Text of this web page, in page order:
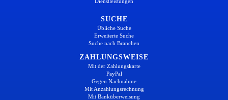
SUCHE
Übliche Suche
Erweiterte Suche
Suche nach Branchen
ZAHLUNGSWEISE
Mit der Zahlungskarte
PayPal
Gegen Nachnahme
Mit Anzahlungsrechnung
Mit Banküberweisung